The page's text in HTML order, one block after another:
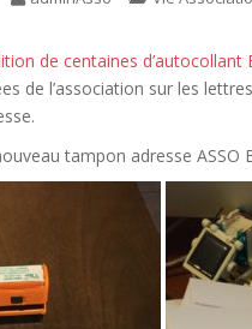
de centaines d’autocollant
de l’association sur les
tampon adresse ASSO